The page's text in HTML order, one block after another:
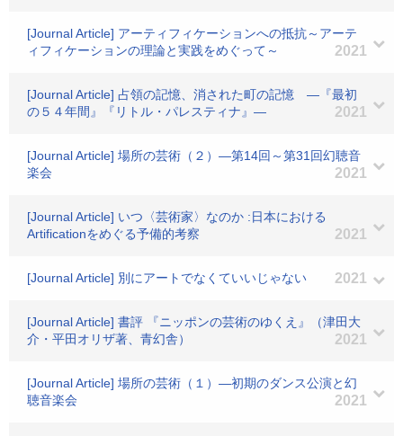
[Journal Article] アーティフィケーションへの抵抗～アーテ
ィフィケーションの理論と実践をめぐって～
2021
[Journal Article] 占領の記憶、消された町の記憶 ―『最初
の５４年間』『リトル・パレスティナ』―
2021
[Journal Article] 場所の芸術（２）―第14回～第31回幻聴音
楽会
2021
[Journal Article] いつ〈芸術家〉なのか :日本における
Artificationをめぐる予備的考察
2021
[Journal Article] 別にアートでなくていいじゃない 2021
[Journal Article] 書評 『ニッポンの芸術のゆくえ』（津田大
介・平田オリザ著、青幻舎）
2021
[Journal Article] 場所の芸術（１）―初期のダンス公演と幻
聴音楽会
2021